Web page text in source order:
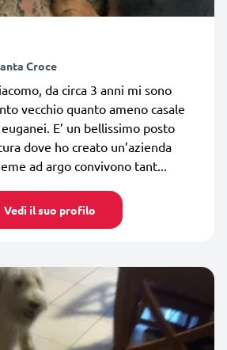
Croce
da circa 3 anni mi sono
vecchio quanto ameno casale
E’ un bellissimo posto
dove ho creato un’azienda
ad argo convivono tant...
Vedi il suo profilo